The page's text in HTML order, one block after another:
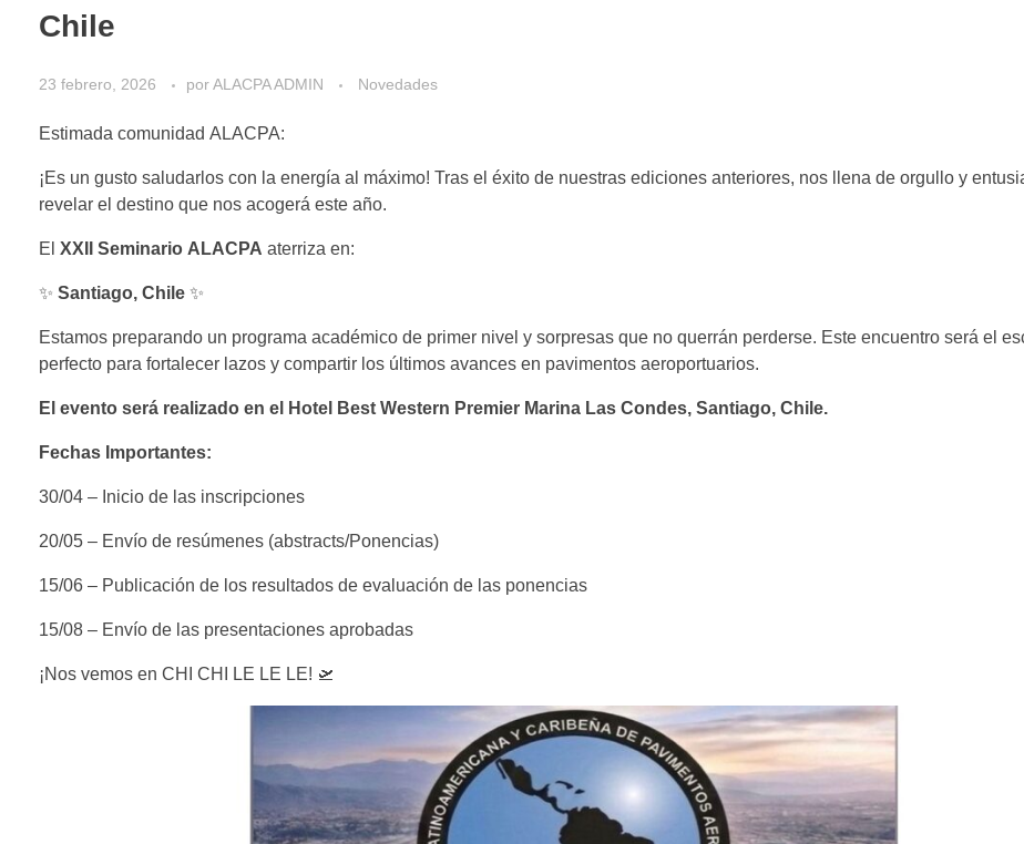
Chile
23 febrero, 2026 porALACPA ADMIN Novedades
Estimada comunidad ALACPA:
¡Es un gusto saludarlos con la energía al máximo! Tras el éxito de nuestras ediciones anteriores, nos llena de orgullo y
revelar el destino que nos acogerá este año.
El XXII Seminario ALACPA aterriza en:
✨ Santiago, Chile ✨
Estamos preparando un programa académico de primer nivel y sorpresas que no querrán perderse. Este encuentro será el
perfecto para fortalecer lazos y compartir los últimos avances en pavimentos aeroportuarios.
El evento será realizado en el Hotel Best Western Premier Marina Las Condes, Santiago, Chile.
Fechas Importantes:
30/04 – Inicio de las inscripciones
20/05 – Envío de resúmenes (abstracts/Ponencias)
15/06 – Publicación de los resultados de evaluación de las ponencias
15/08 – Envío de las presentaciones aprobadas
¡Nos vemos en CHI CHI LE LE LE! 🛫